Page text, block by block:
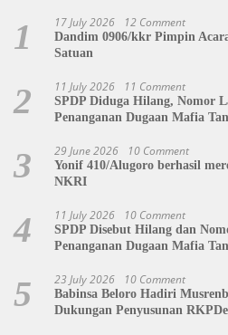
1 17 July 2026 12 Comment
Dandim 0906/kkr Pimpin
Satuan
2 11 July 2026 11 Comment
SPDP Diduga Hilang, Nomor
Penanganan Dugaan Mafia
3 29 June 2026 10 Comment
Yonif 410/Alugoro berhasil
NKRI
4 11 July 2026 10 Comment
SPDP Disebut Hilang dan
Penanganan Dugaan Mafia
5 23 July 2026 10 Comment
Babinsa Beloro Hadiri
Dukungan Penyusunan